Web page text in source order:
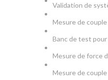
Validation de
Mesure de
Banc de test
Mesure de force
Mesure de